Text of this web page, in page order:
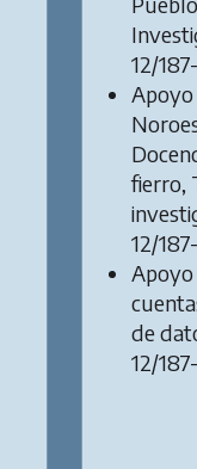
12/
Apoyo
fierro,
12/
Apoyo
de
12/